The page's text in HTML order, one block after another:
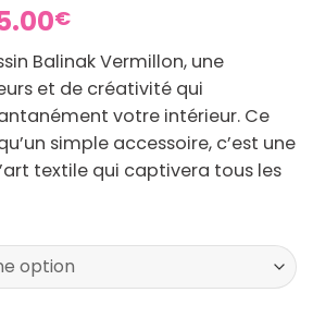
€Plage
de
prix :
68.00€
à
75.00€
Balinak Vermillon, une
et de créativité qui
votre intérieur. Ce
simple accessoire, c’est une
textile qui captivera tous les